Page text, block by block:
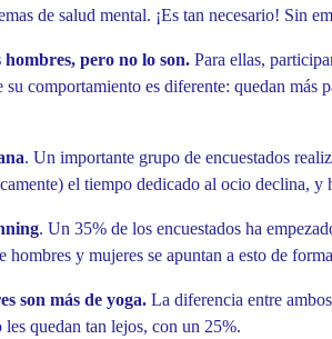
de salud mental. ¡Es tan necesario! Sin
hombres, pero no lo son. Para ellas,
comportamiento es diferente: quedan
. Un importante grupo de encuestados
el tiempo dedicado al ocio declina,
. Un 35% de los encuestados ha
y mujeres se apuntan a esto de
son más de yoga. La diferencia entre
quedan tan lejos, con un 25%.